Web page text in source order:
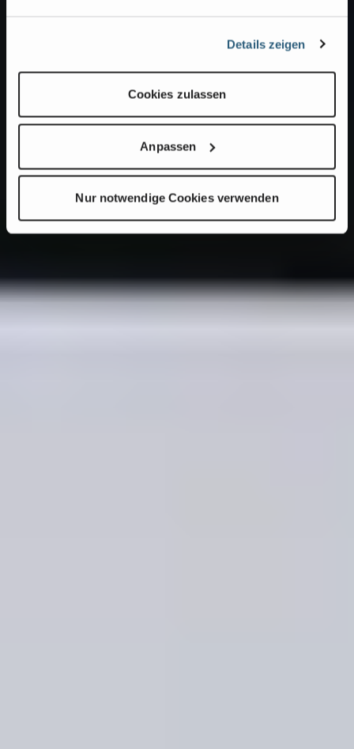
Details zeigen
Cookies zulassen
Anpassen
Nur notwendige Cookies verwenden